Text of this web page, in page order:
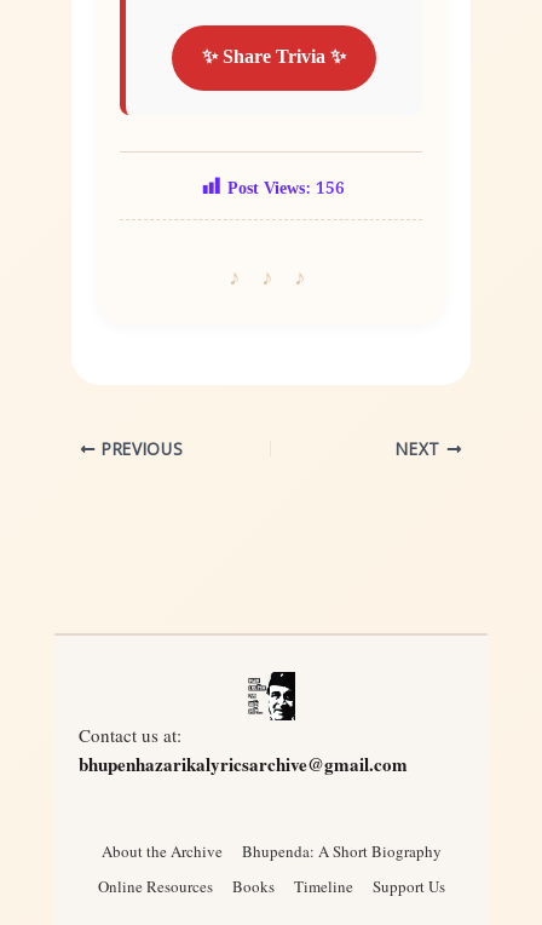
✨ Share Trivia ✨
Post Views: 156
PREVIOUS NEXT
Contact us at:
bhupenhazarikalyricsarchive@gmail.com
About the Archive
Bhupenda: A Short Biography
Online Resources
Books Timeline Support Us